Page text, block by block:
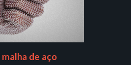
malha de aço